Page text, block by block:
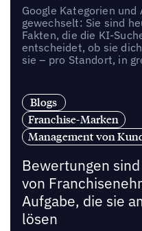
Google Kategorien
gewechselt: Sie sind
Fakten, die die KI-
entscheidet, ob sie
sie – pro Standort, in
Blogs
Franchise-Marken
Management von
Bewertungen
von
Aufgabe, die sie
lösen